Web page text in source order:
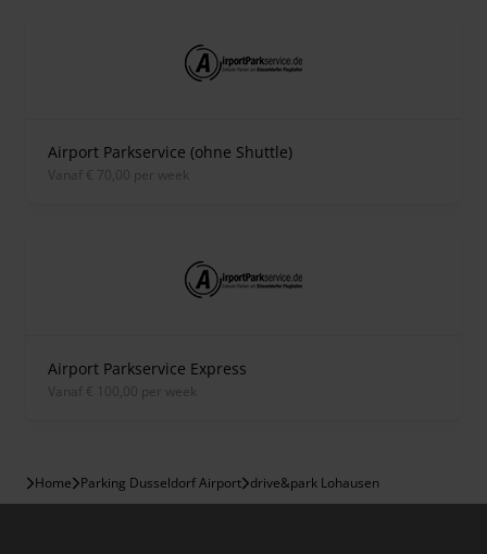
Airport Parkservice (ohne Shuttle)
vanaf € 70,00 per week
Airport Parkservice Express
vanaf € 100,00 per week
Home Parking Dusseldorf Airport drive&park Lohausen